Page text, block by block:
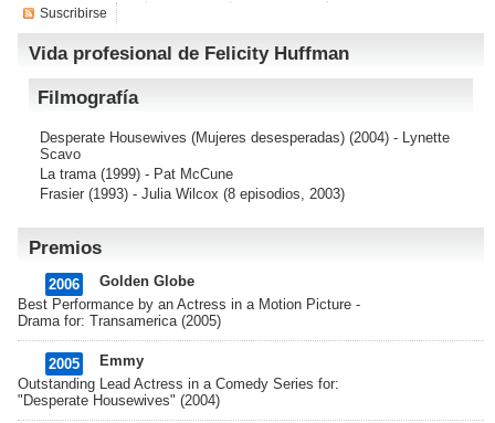
Suscribirse
Vida profesional de Felicity Huffman
Filmografía
Desperate Housewives (Mujeres desesperadas) (2004) - Lynette
Scavo
La trama(1999) - Pat McCune
Frasier (1993) - Julia Wilcox (8 episodios, 2003)
Premios
2006
Golden Globe
Best Performance by an Actress in a Motion Picture -
Drama for: Transamerica (2005)
2005
Emmy
Outstanding Lead Actress in a Comedy Series for:
"Desperate Housewives" (2004)